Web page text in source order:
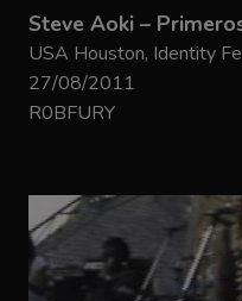
Steve Aoki –
USA Houston, Identity
27/08/2011
R0BFURY